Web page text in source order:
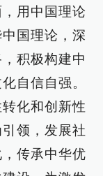
用中国理论
国理论，深
积极构建中
自信自强。
化和创新性
领，发展社
传承中华优